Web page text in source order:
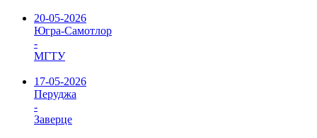
20-05-2026
Югра-Самотлор
-
МГТУ
17-05-2026
Перуджа
-
Заверце